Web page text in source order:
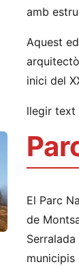
amb
Aquest
inici del
llegir text
El Parc
de
municipis